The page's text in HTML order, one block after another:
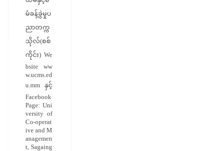
မံခန့်ခွဲမှုပ
ညာတက္က
သိုလ်(စစ်
ကိုင်း) We
bsite ww
w.ucms.ed
u.mm နှင့်
Facebook
Page: Uni
versity of
Co-operat
ive and M
anagemen
t, Sagaing